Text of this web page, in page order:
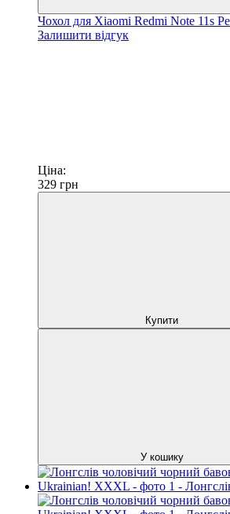
Чохол для Xiaomi Redmi Note 11s
Залишити відгук
Ціна:
329 грн
Купити
У кошику